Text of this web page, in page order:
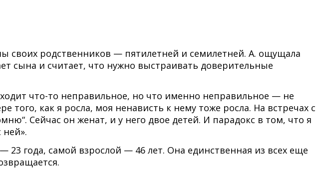
своих родственников — пятилетней и семилетней. А. ощущала
сына и считает, что нужно выстраивать доверительные
что-то неправильное, но что именно неправильное — не
того, как я росла, моя ненависть к нему тоже росла. На встречах с
Сейчас он женат, и у него двое детей. И парадокс в том, что я
года, самой взрослой — 46 лет. Она единственная из всех еще